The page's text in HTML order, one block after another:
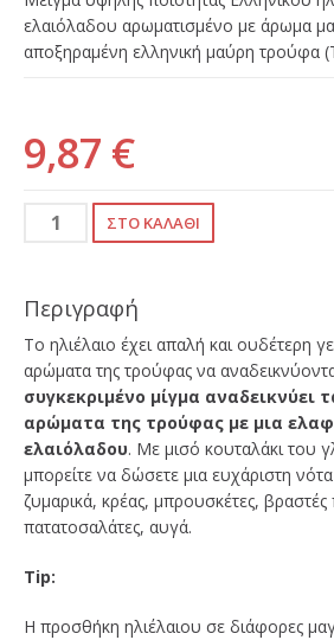
ελαιόλαδου αρωματισμένο με άρωμα
αποξηραμένη ελληνική μαύρη τρούφα
9,87 €
Περιγραφή
Το ηλιέλαιο έχει απαλή και ουδέτερη
αρώματα της τρούφας να
συγκεκριμένο μίγμα αναδεικνύει
αρώματα της τρούφας με μια
ελαιόλαδου. Με μισό κουταλάκι του
μπορείτε να δώσετε μια ευχάριστη
ζυμαρικά, κρέας, μπρουσκέτες, βραστές
πατατοσαλάτες, αυγά.
Tip:
Η προσθήκη ηλιέλαιου σε διάφορες